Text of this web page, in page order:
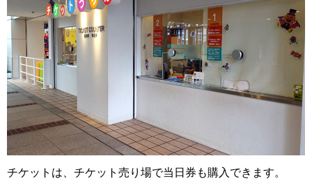
チケットは、チケット売り場で当日券も購入できます。